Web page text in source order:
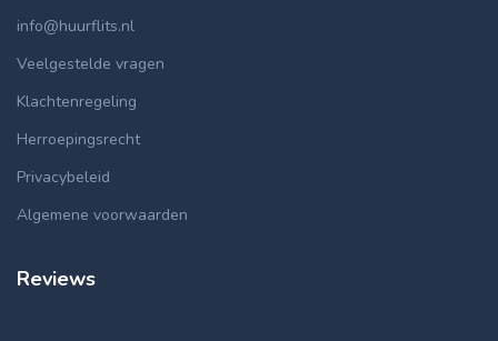
info@huurflits.nl
Veelgestelde vragen
Klachtenregeling
Herroepingsrecht
Privacybeleid
Algemene voorwaarden
Reviews